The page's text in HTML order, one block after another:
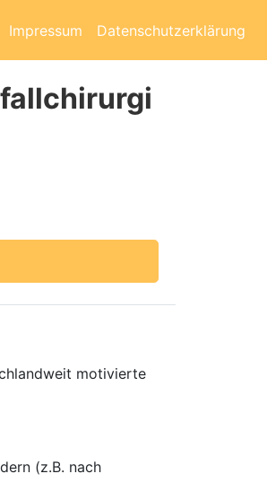
Impressum Datenschutzerklärung
motivierte
(z.B. nach